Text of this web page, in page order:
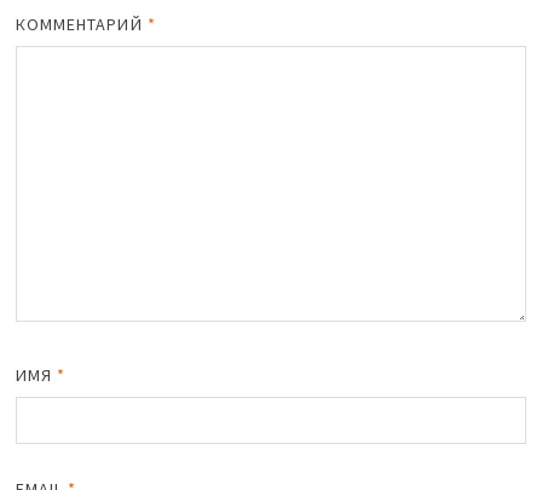
КОММЕНТАРИЙ *
ИМЯ *